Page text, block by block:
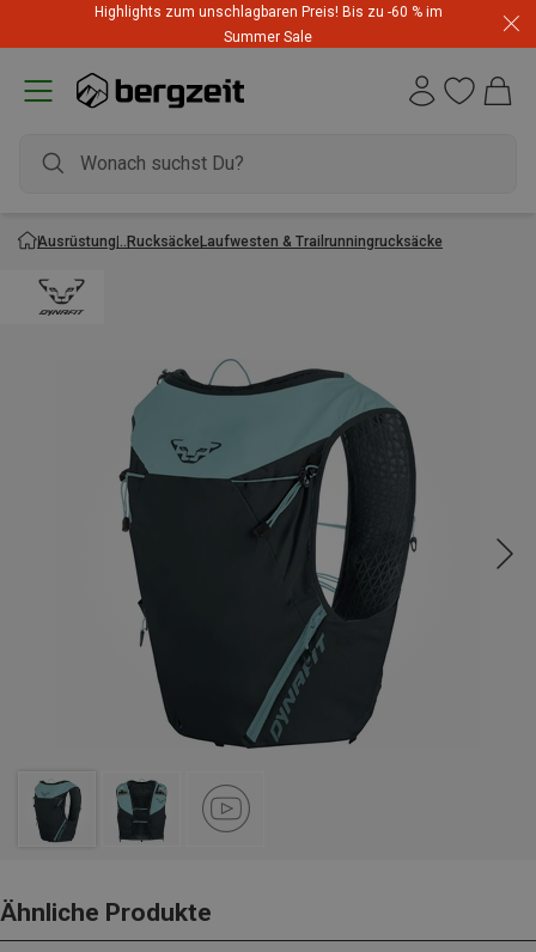
Highlights zum unschlagbaren Preis! Bis zu -60 % im
Summer Sale
Ausrüstung RucksäckeLaufwesten & Trailrunningrucksäcke
Ähnliche Produkte